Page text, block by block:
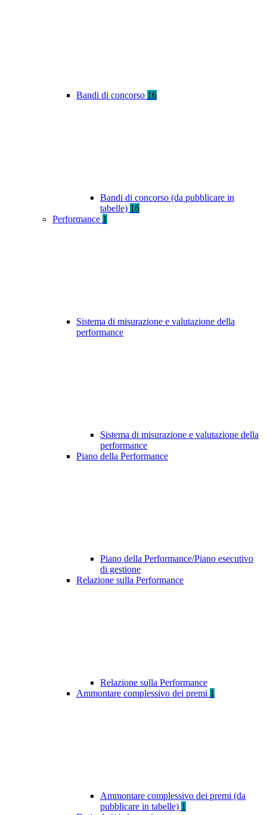
Bandi di concorso 16
Bandi di concorso (da pubblicare in
tabelle) 16
Performance 1
Sistema di misurazione e valutazione della
performance
Sistema di misurazione e valutazione della
performance
Piano della Performance
Piano della Performance/Piano esecutivo
di gestione
Relazione sulla Performance
Relazione sulla Performance
Ammontare complessivo dei premi 1
Ammontare complessivo dei premi (da
pubblicare in tabelle) 1